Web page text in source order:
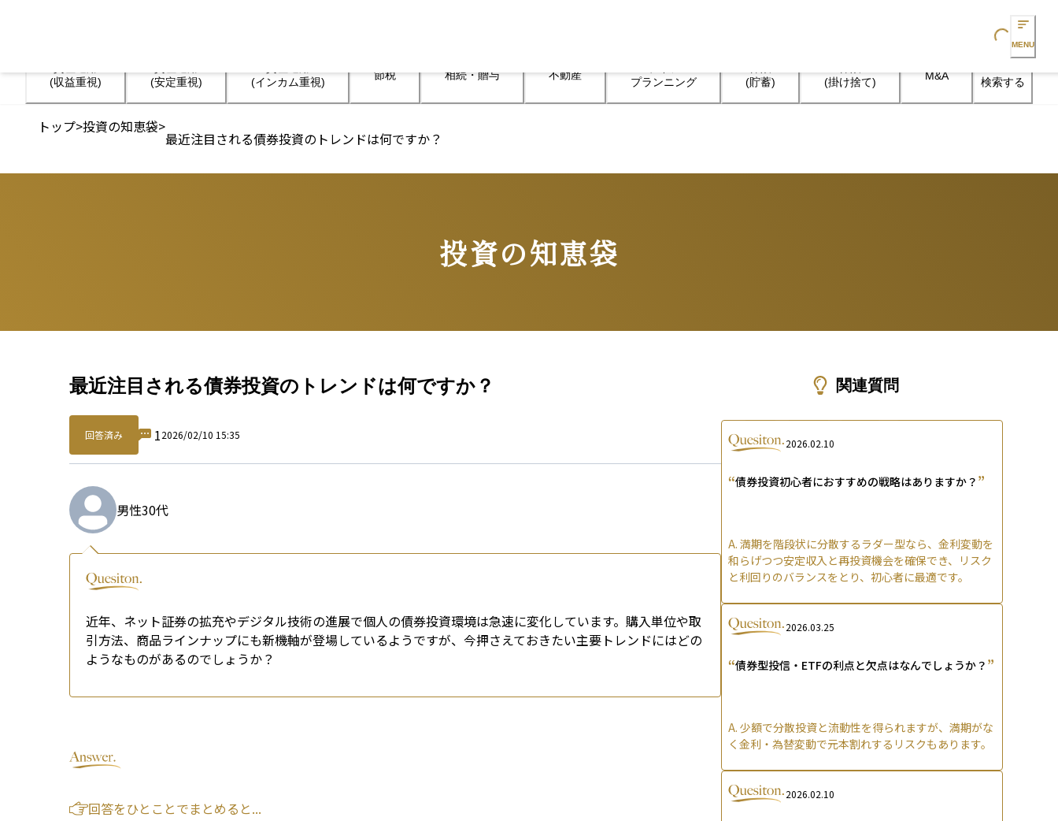
Loading...
MENU
(収益重視)
(安定重視)
(インカム重視)
節税 相続・贈与 不動産
プランニング
(貯蓄)
(掛け捨て)
M&A 検索する
トップ>投資の知恵袋>
最近注目される債券投資のトレンドは何ですか？
投資の知恵袋
Questions
最近注目される債券投資のトレンドは何ですか？
回答済み 12026/02/10 15:35
男性30代
近年、ネット証券の拡充やデジタル技術の進展で個人の債券投資環境は急速に変化しています。購入単位や取
引方法、商品ラインナップにも新機軸が登場しているようですが、今押さえておきたい主要トレンドにはどの
ようなものがあるのでしょうか？
回答をひとことでまとめると...
関連質問
2026.02.10
“債券投資初心者におすすめの戦略はありますか？ ”
A. 満期を階段状に分散するラダー型なら、金利変動を
和らげつつ安定収入と再投資機会を確保でき、リスク
と利回りのバランスをとり、初心者に最適です。
2026.03.25
“債券型投信・ETFの利点と欠点はなんでしょうか？ ”
A. 少額で分散投資と流動性を得られますが、満期がな
く金利・為替変動で元本割れするリスクもあります。
2026.02.10